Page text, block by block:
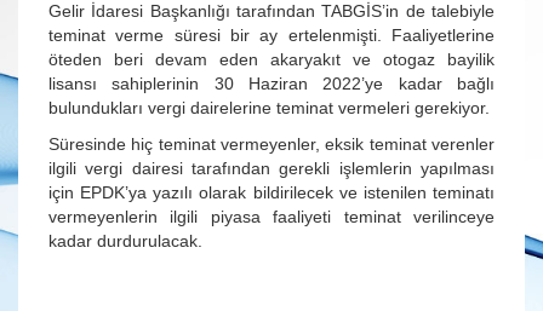
Gelir İdaresi Başkanlığı tarafından TABGİS’in de talebiyle
teminat verme süresi bir ay ertelenmişti. Faaliyetlerine
öteden beri devam eden akaryakıt ve otogaz bayilik
lisansı sahiplerinin 30 Haziran 2022’ye kadar bağlı
bulundukları vergi dairelerine teminat vermeleri gerekiyor.
Süresinde hiç teminat vermeyenler, eksik teminat verenler
ilgili vergi dairesi tarafından gerekli işlemlerin yapılması
için EPDK’ya yazılı olarak bildirilecek ve istenilen teminatı
vermeyenlerin ilgili piyasa faaliyeti teminat verilinceye
kadar durdurulacak.